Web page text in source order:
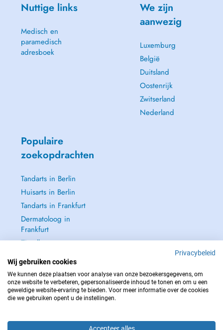
Nuttige links
Medisch en
paramedisch
adresboek
We zijn
aanwezig
Luxemburg
België
Duitsland
Oostenrijk
Zwitserland
Nederland
Populaire
zoekopdrachten
Tandarts in Berlin
Huisarts in Berlin
Tandarts in Frankfurt
Dermatoloog in
Frankfurt
Zie alle →
NEEM IN GEVAL VAN NOOD CONTACT OP MET : 112
Privacybeleid
Wij gebruiken cookies
We kunnen deze plaatsen voor analyse van onze bezoekersgegevens, om
onze website te verbeteren, gepersonaliseerde inhoud te tonen en om u een
geweldige website-ervaring te bieden. Voor meer informatie over de cookies
die we gebruiken opent u de instellingen.